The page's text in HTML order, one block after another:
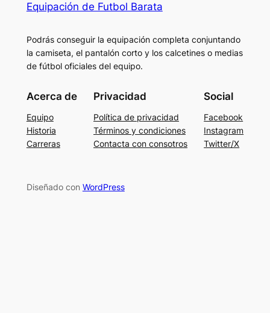
Equipación de Futbol Barata
Podrás conseguir la equipación completa conjuntando
la camiseta, el pantalón corto y los calcetines o medias
de fútbol oficiales del equipo.
Acerca de
Equipo
Historia
Carreras
Privacidad
Política de privacidad
Términos y condiciones
Contacta con consotros
Social
Facebook
Instagram
Twitter/X
Diseñado con WordPress